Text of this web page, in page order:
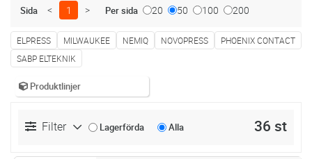
Sida < 1 > Per sida 20 50 100 200
ELPRESS MILWAUKEE NEMIQ NOVOPRESS
PHOENIX CONTACT
SABP ELTEKNIK
Produktlinjer
Filter Lagerförda Alla 36 st